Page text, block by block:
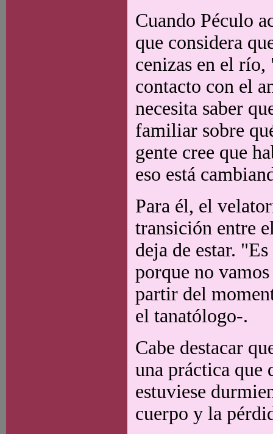
Cuando Péculo
que considera
cenizas en el río,
contacto con el
necesita saber
familiar sobre
gente cree que
eso está
Para él, el
transición entre
deja de estar.
porque no
partir del
el tanatólogo-.
Cabe destacar
una práctica que
estuviese
cuerpo y la